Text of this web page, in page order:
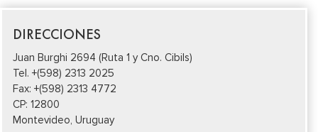
DIRECCIONES
Juan Burghi 2694 (Ruta 1 y Cno. Cibils)
Tel. +(598) 2313 2025
Fax: +(598) 2313 4772
CP: 12800
Montevideo, Uruguay